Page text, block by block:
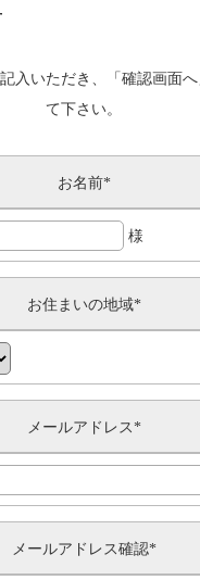
入いただき、「確認画面
て下さい。
お名前*
様
お住まいの地域*
メールアドレス *
メールアドレス確認*